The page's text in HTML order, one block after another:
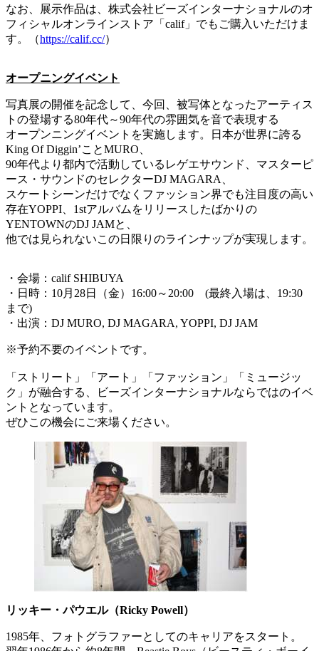
なお、展示作品は、株式会社ビーズインターナショナルのオ
フィシャルオンラインストア「calif」でもご購入いただけま
す。（https://calif.cc/）
オープニングイベント
写真展の開催を記念して、今回、被写体となったアーティス
トの登場する80年代～90年代の雰囲気を音で表現する
オープンニングイベントを実施します。日本が世界に誇る
King Of Diggin’ことMURO、
90年代より都内で活動しているレゲエサウンド、マスターピ
ース・サウンドのセレクターDJ MAGARA、
スケートシーンだけでなくファッション界でも注目度の高い
存在YOPPI、1stアルバムをリリースしたばかりの
YENTOWNのDJ JAMと、
他では見られないこの日限りのラインナップが実現します。
・会場：calif SHIBUYA
・日時：10月28日（金）16:00～20:00 (最終入場は、19:30
まで)
・出演：DJ MURO, DJ MAGARA, YOPPI, DJ JAM
※予約不要のイベントです。
「ストリート」「アート」「ファッション」「ミュージッ
ク」が融合する、ビーズインターナショナルならではのイベ
ントとなっています。
ぜひこの機会にご来場ください。
リッキー・パウエル（Ricky Powell）
1985年、フォトグラファーとしてのキャリアをスタート。